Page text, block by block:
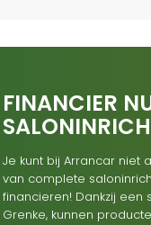
FINANCIER
Je kunt bij Arrancar niet
van complete
financieren! Dankzij
Grenke, kunnen